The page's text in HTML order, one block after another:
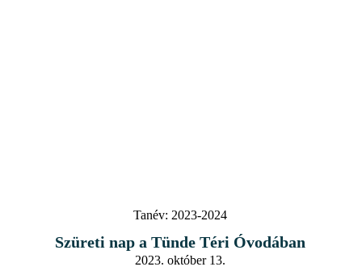
Tanév: 2023-2024
Szüreti nap a Tünde Téri Óvodában
2023. október 13.